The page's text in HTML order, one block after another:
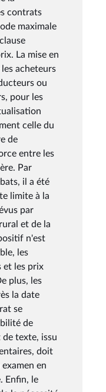
contrats
maximale
La mise en
acheteurs
ou
pour les
celle du
de
entre les
Par
il a été
limite à la
par
et de la
n'est
les
et les prix
plus, les
la date
se
de
texte, issu
doit
en
Enfin, le